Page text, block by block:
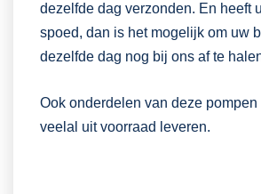
dezelfde dag verzonden. En heeft
spoed, dan is het mogelijk om uw
dezelfde dag nog bij ons af te
Ook onderdelen van deze
veelal uit voorraad leveren.